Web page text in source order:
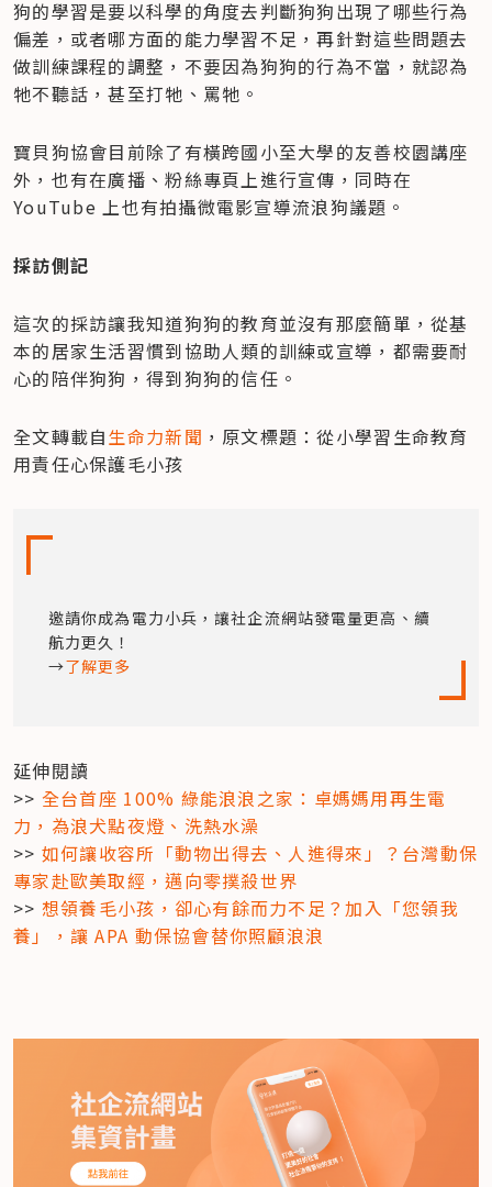
狗的學習是要以科學的角度去判斷狗狗出現了哪些行為
偏差，或者哪方面的能力學習不足，再針對這些問題去
做訓練課程的調整，不要因為狗狗的行為不當，就認為
牠不聽話，甚至打牠、罵牠。
寶貝狗協會目前除了有橫跨國小至大學的友善校園講座
外，也有在廣播、粉絲專頁上進行宣傳，同時在
YouTube 上也有拍攝微電影宣導流浪狗議題。
採訪側記
這次的採訪讓我知道狗狗的教育並沒有那麼簡單，從基
本的居家生活習慣到協助人類的訓練或宣導，都需要耐
心的陪伴狗狗，得到狗狗的信任。
全文轉載自生命力新聞 ，原文標題：從小學習生命教育
用責任心保護毛小孩
邀請你成為電力小兵，讓社企流網站發電量更高、續
航力更久！
→了解更多
延伸閱讀
>> 全台首座 100% 綠能浪浪之家：卓媽媽用再生電
力，為浪犬點夜燈、洗熱水澡
>> 如何讓收容所「動物出得去、人進得來」？台灣動保
專家赴歐美取經，邁向零撲殺世界
>> 想領養毛小孩，卻心有餘而力不足？加入「您領我
養」，讓 APA 動保協會替你照顧浪浪